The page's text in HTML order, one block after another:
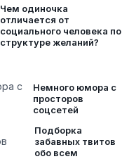
Чем одиночка
отличается от
социального человека по
структуре желаний?
Немного юмора с
просторов
соцсетей
Подборка
забавных твитов
обо всем